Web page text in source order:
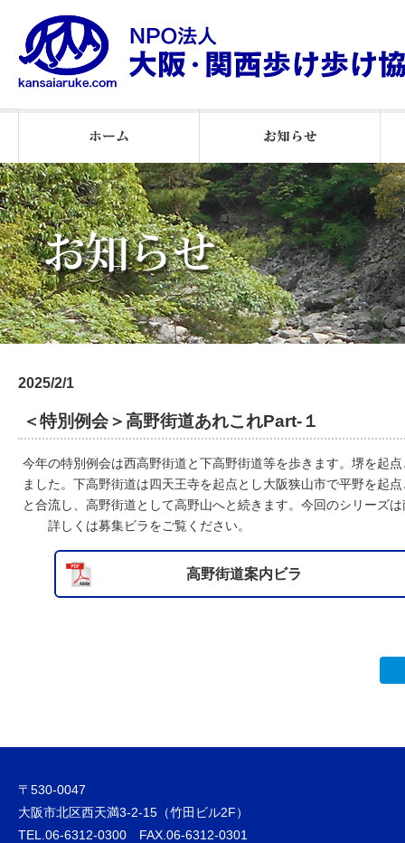
お知らせ
2026年ウオーキング通信
2025 ウオーキング通信
2026年月例会報告
２０２５月例会報告
2024 月例会報告
2025/2/1
＜特別例会＞高野街道あれこれPart-１
今年の特別例会は西高野街道と下高野街道等を歩きます。堺を起
ました。下高野街道は四天王寺を起点とし大阪狭山市で平野を起
と合流し、高野街道として高野山へと続きます。今回のシリーズ
詳しくは募集ビラをご覧ください。
高野街道案内ビラ
〒530-0047
大阪市北区西天満3-2-15（竹田ビル2F）
TEL.06-6312-0300 FAX.06-6312-0301